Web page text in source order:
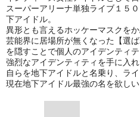
スーパーアリーナ単独ライブ１５
下アイドル。
異形とも言えるホッケーマスクをか
芸能界に居場所が無くなった【選
を隠すことで個人のアイデンティ
強烈なアイデンティティを手に入れ
自らを地下アイドルと名乗り、ラ
現在地下アイドル最強の名を欲しい